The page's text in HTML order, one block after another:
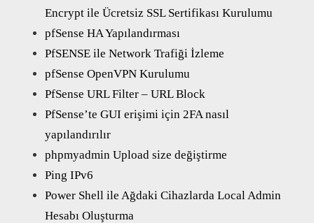
Encrypt ile Ücretsiz SSL Sertifikası Kurulumu
pfSense HA Yapılandırması
PfSENSE ile Network Trafiği İzleme
pfSense OpenVPN Kurulumu
PfSense URL Filter – URL Block
PfSense’te GUI erişimi için 2FA nasıl
yapılandırılır
phpmyadmin Upload size değiştirme
Ping IPv6
Power Shell ile Ağdaki Cihazlarda Local Admin
Hesabı Oluşturma